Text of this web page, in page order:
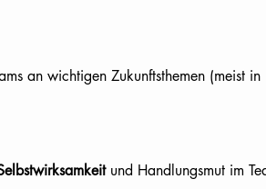
an wichtigen Zukunftsthemen (meist in
und Handlungsmut im